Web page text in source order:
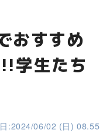
おすすめ
学生たち
:2024/06/02 (日) 08.55